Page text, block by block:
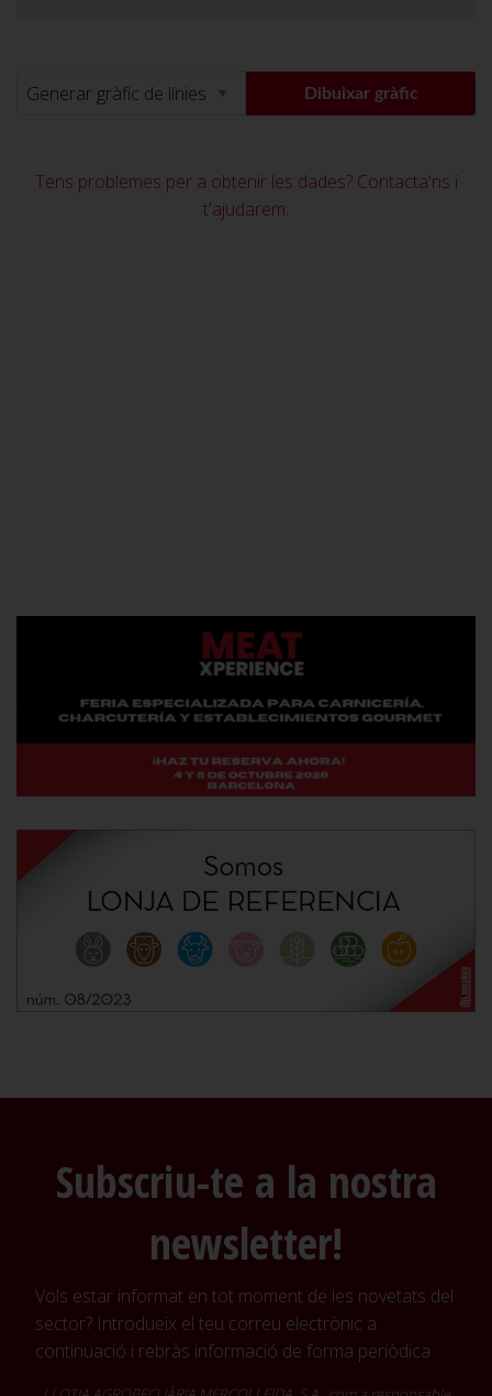
Tens problemes per a obtenir les dades? Contacta'ns i
t'ajudarem.
Subscriu-te a la nostra
newsletter!
Vols estar informat en tot moment de les novetats del
sector? Introdueix el teu correu electrònic a
continuació i rebràs informació de forma periòdica